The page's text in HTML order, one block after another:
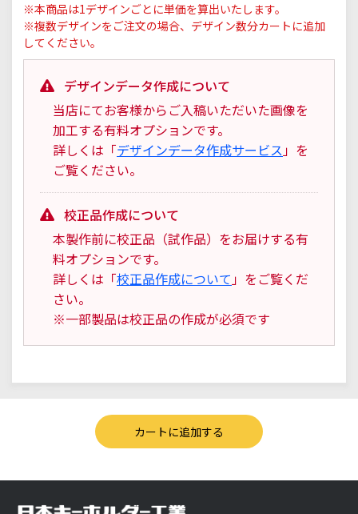
※本商品は1デザインごとに単価を算出いたします。
※複数デザインをご注文の場合、デザイン数分カートに追加
してください。
デザインデータ作成について
当店にてお客様からご入稿いただいた画像を
加工する有料オプションです。
詳しくは「デザインデータ作成サービス」を
ご覧ください。
校正品作成について
本製作前に校正品（試作品）をお届けする有
料オプションです。
詳しくは「校正品作成について」をご覧くだ
さい。
※一部製品は校正品の作成が必須です